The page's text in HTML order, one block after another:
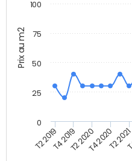
Prix au m2
T2 2019T4 2019T2 2020T4 2020T2 2021
0
25
50
75
100